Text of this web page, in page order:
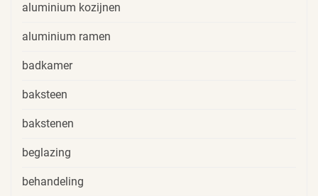
aluminium kozijnen
aluminium ramen
badkamer
baksteen
bakstenen
beglazing
behandeling